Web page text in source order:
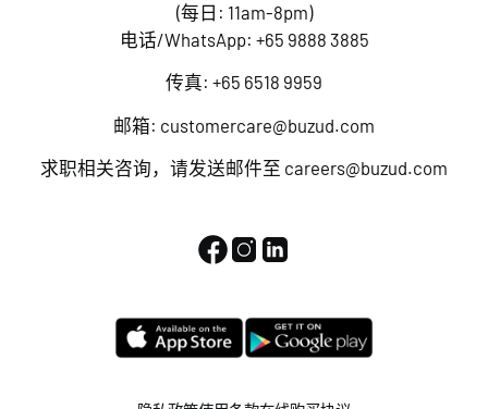
(每日: 11am-8pm)
电话/WhatsApp: +65 9888 3885
传真: +65 6518 9959
邮箱: customercare@buzud.com
求职相关咨询，请发送邮件至 careers@buzud.com